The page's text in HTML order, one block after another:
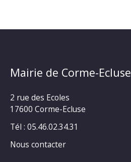
Mairie de Corme-Ecluse
2 rue des Ecoles
17600 Corme-Ecluse
Tél : 05.46.02.34.31
Nous contacter